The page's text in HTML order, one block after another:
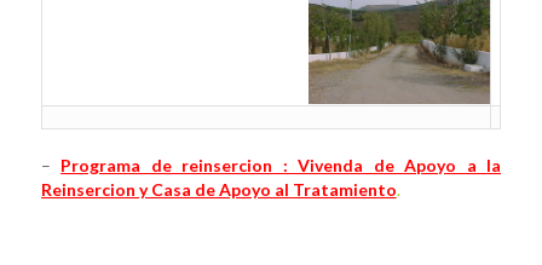
– Programa de reinsercion : Vivenda de Apoyo a la
Reinsercion y Casa de Apoyo al Tratamiento.